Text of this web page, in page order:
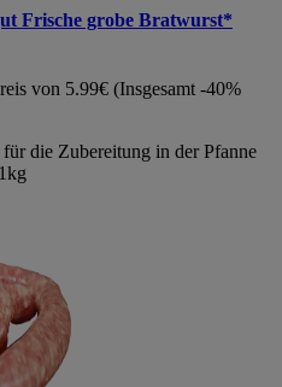
Frische grobe Bratwurst*
von 5.99€ (Insgesamt -40%
die Zubereitung in der Pfanne